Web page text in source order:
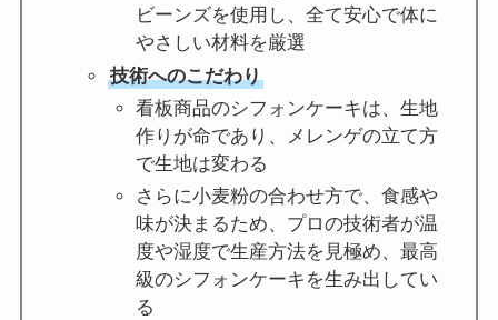
ビーンズを使用し、全て安心で体に
やさしい材料を厳選
技術へのこだわり
看板商品のシフォンケーキは、生地
作りが命であり、メレンゲの立て方
で生地は変わる
さらに小麦粉の合わせ方で、食感や
味が決まるため、プロの技術者が温
度や湿度で生産方法を見極め、最高
級のシフォンケーキを生み出してい
る